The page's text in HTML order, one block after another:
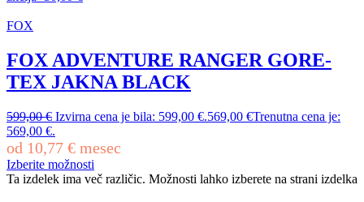
FOX
FOX ADVENTURE RANGER GORE-
TEX JAKNA BLACK
599,00€ Izvirna cena je bila: 599,00 €.569,00 €Trenutna cena je:
569,00 €.
od 10,77 € mesec
Izberite možnosti
Ta izdelek ima več različic. Možnosti lahko izberete na strani izdelka